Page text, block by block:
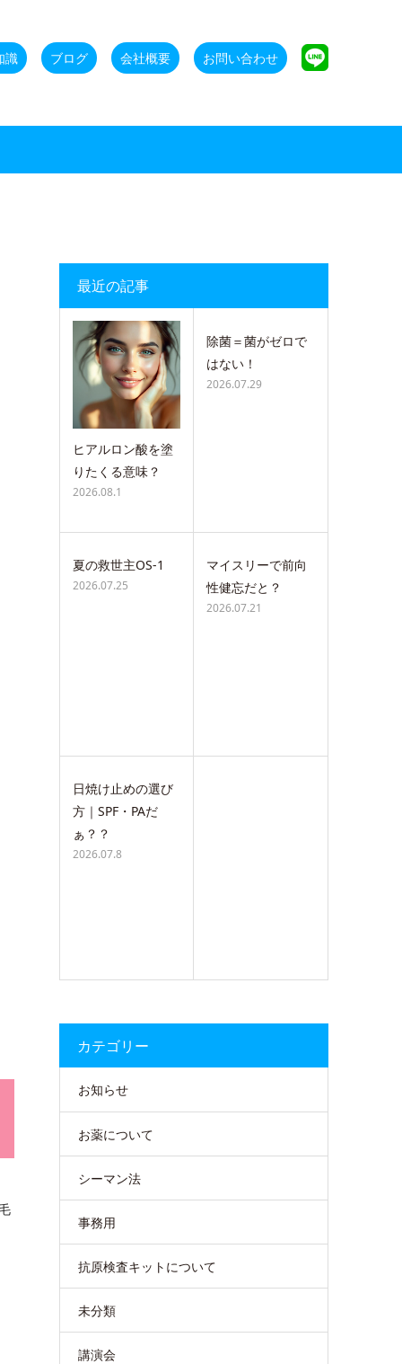
識 ブログ 会社概要 お問い合わせ
最近の記事
ヒアルロン酸を塗
りたくる意味？
2026.08.1
除菌＝菌がゼロで
はない！
2026.07.29
夏の救世主OS-1
2026.07.25
マイスリーで前向
性健忘だと？
2026.07.21
日焼け止めの選び
方｜SPF・PAだ
ぁ？？
2026.07.8
カテゴリー
お知らせ
お薬について
シーマン法
事務用
抗原検査キットについて
未分類
講演会